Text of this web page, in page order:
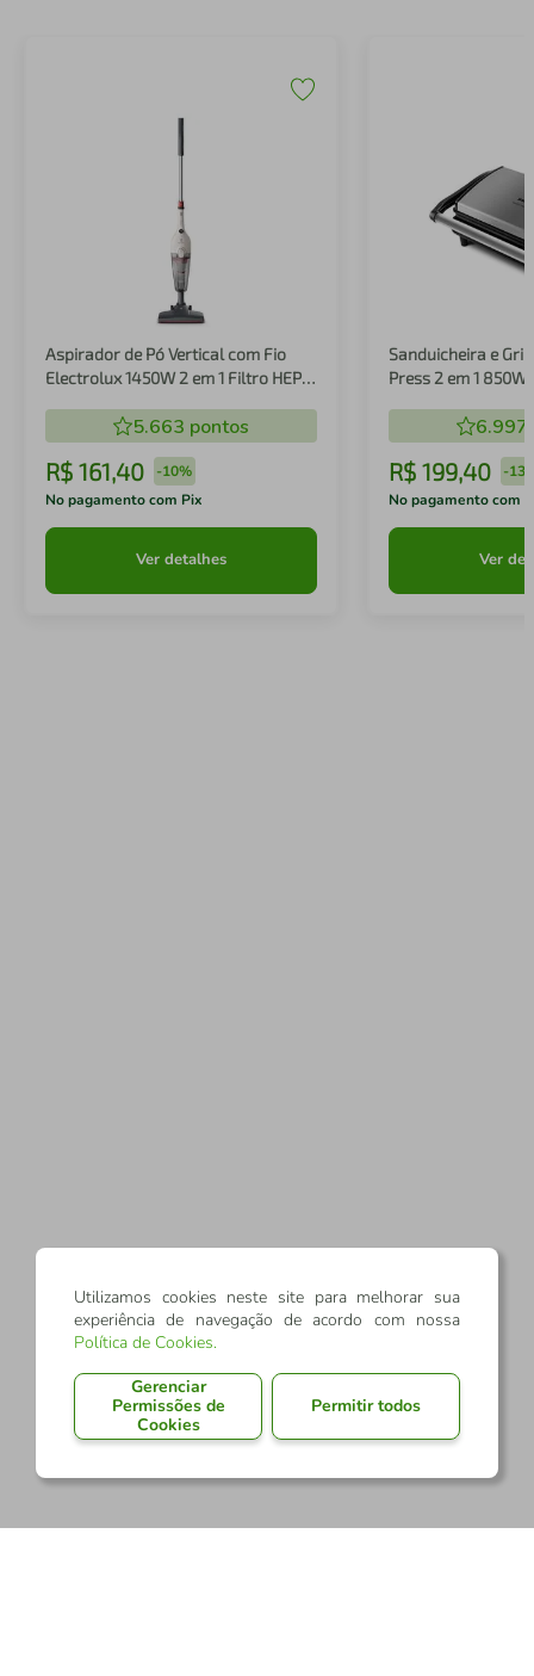
Aspirador de Pó Vertical com Fio
Electrolux 1450W 2 em 1 Filtro HEPA
5.663 pontos
R$ 161,40 -10%
No pagamento com Pix
Ver detalhes
Sanduicheira e
Press 2 em 1 850W
6.997
R$ 199,40 -
No pagamento com
Ver
Utilizamos cookies neste site para melhorar sua
experiência de navegação de acordo com nossa
Política de Cookies.
Gerenciar
Permissões de
Cookies
Permitir todos